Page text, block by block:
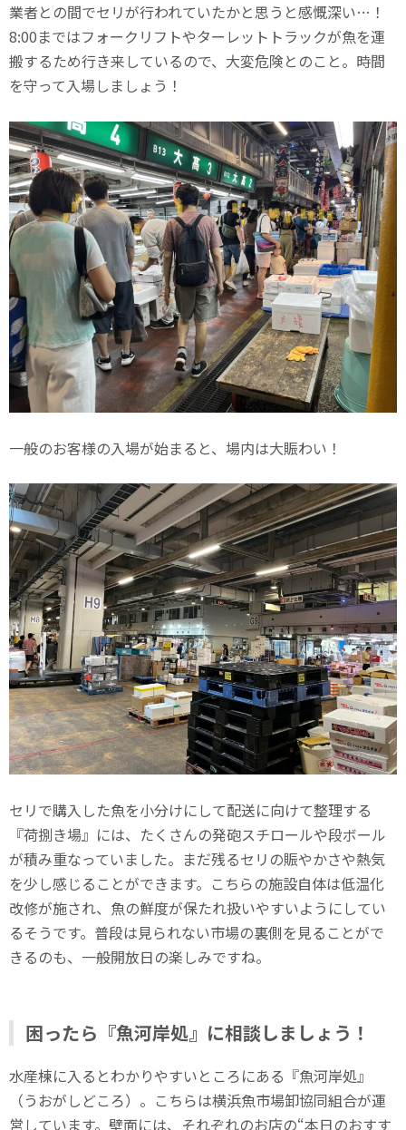
業者との間でセリが行われていたかと思うと感慨深い…！
8:00まではフォークリフトやターレットトラックが魚を運
搬するため行き来しているので、大変危険とのこと。時間
を守って入場しましょう！
一般のお客様の入場が始まると、場内は大賑わい！
セリで購入した魚を小分けにして配送に向けて整理する
『荷捌き場』には、たくさんの発砲スチロールや段ボール
が積み重なっていました。まだ残るセリの賑やかさや熱気
を少し感じることができます。こちらの施設自体は低温化
改修が施され、魚の鮮度が保たれ扱いやすいようにしてい
るそうです。普段は見られない市場の裏側を見ることがで
きるのも、一般開放日の楽しみですね。
困ったら『魚河岸処』に相談しましょう！
水産棟に入るとわかりやすいところにある『魚河岸処』
（うおがしどころ）。こちらは横浜魚市場卸協同組合が運
営しています。壁面には、それぞれのお店の“本日のおすす